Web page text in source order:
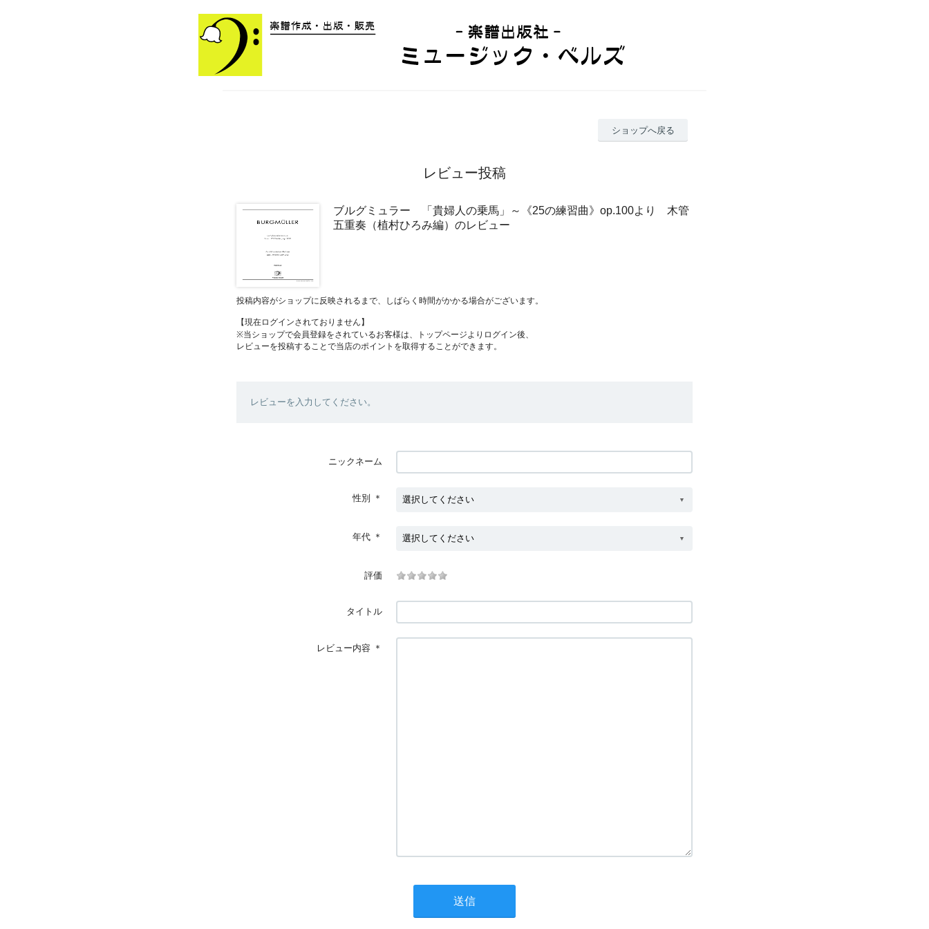
ショップへ戻る
レビュー投稿
ブルグミュラー 「貴婦人の乗馬」～《25の練習曲》op.100より 木管
五重奏（植村ひろみ編）のレビュー
投稿内容がショップに反映されるまで、しばらく時間がかかる場合がございます。
【現在ログインされておりません】
※当ショップで会員登録をされているお客様は、トップページよりログイン後、
レビューを投稿することで当店のポイントを取得することができます。
レビューを入力してください。
ニックネーム
性別 ＊
年代 ＊
評価
タイトル
レビュー内容 ＊